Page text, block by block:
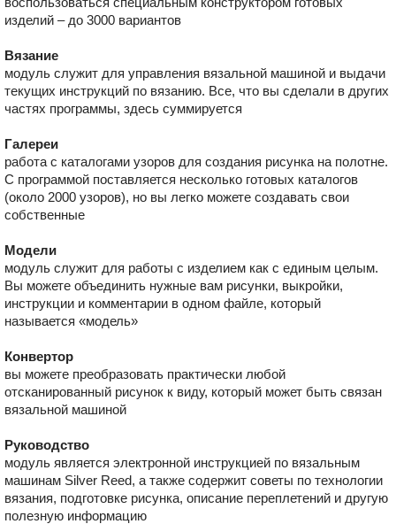
изделий – до 3000 вариантов
Вязание
модуль служит для управления вязальной машиной и выдачи
текущих инструкций по вязанию. Все, что вы сделали в других
частях программы, здесь суммируется
Галереи
работа с каталогами узоров для создания рисунка на полотне.
С программой поставляется несколько готовых каталогов
(около 2000 узоров), но вы легко можете создавать свои
собственные
Модели
модуль служит для работы с изделием как с единым целым.
Вы можете объединить нужные вам рисунки, выкройки,
инструкции и комментарии в одном файле, который
называется «модель»
Конвертор
вы можете преобразовать практически любой
отсканированный рисунок к виду, который может быть связан
вязальной машиной
Руководство
модуль является электронной инструкцией по вязальным
машинам Silver Reed, а также содержит советы по технологии
вязания, подготовке рисунка, описание переплетений и другую
полезную информацию